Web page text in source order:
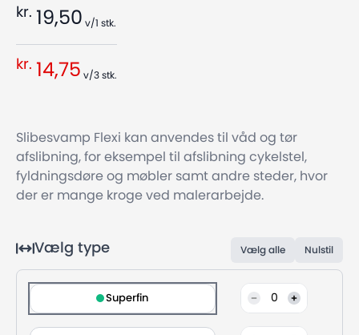
kr. 19,50 v/1 stk.
kr. 14,75 v/3 stk.
Slibesvamp Flexi kan anvendes til våd og tør
afslibning, for eksempel til afslibning cykelstel,
fyldningsdøre og møbler samt andre steder, hvor
der er mange kroge ved malerarbejde.
Vælg type Vælg alle Nulstil
Superfin 0